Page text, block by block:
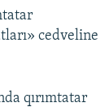
cedveline
qırımtatar